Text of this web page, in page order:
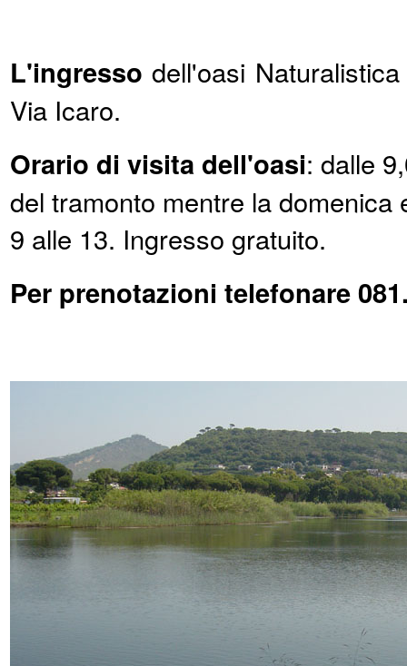
L'ingresso dell'oasi
Via Icaro.
Orario di visita dell'oasi: dalle
del tramonto mentre la domenica
9 alle 13. Ingresso gratuito.
Per prenotazioni telefonare